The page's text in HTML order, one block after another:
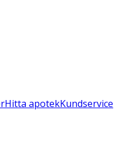
Hitta apotekKundservice